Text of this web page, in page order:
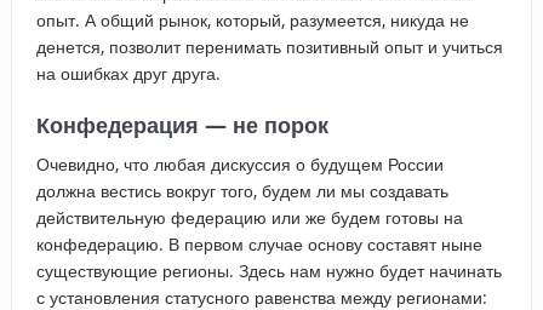
опыт. А общий рынок, который, разумеется, никуда не
денется, позволит перенимать позитивный опыт и учиться
на ошибках друг друга.
Конфедерация — не порок
Очевидно, что любая дискуссия о будущем России
должна вестись вокруг того, будем ли мы создавать
действительную федерацию или же будем готовы на
конфедерацию. В первом случае основу составят ныне
существующие регионы. Здесь нам нужно будет начинать
с установления статусного равенства между регионами: